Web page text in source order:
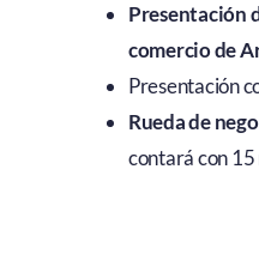
Presentación
comercio de
Presentación
Rueda de
contará con